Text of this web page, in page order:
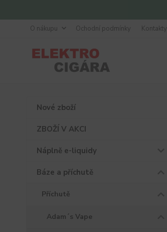
O nákupu Ochodní podmínky Kontakty
Nové zboží
ZBOŽÍ V AKCI
Náplně e-liquidy
Báze a příchutě
Příchutě
Adam´s Vape